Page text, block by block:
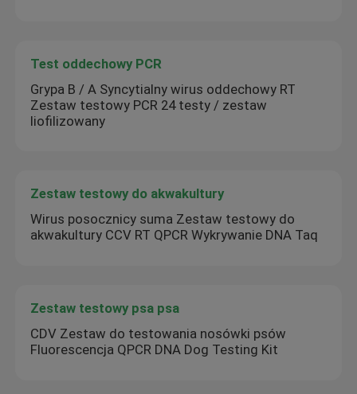
Test oddechowy PCR
Grypa B / A Syncytialny wirus oddechowy RT
Zestaw testowy PCR 24 testy / zestaw
liofilizowany
Zestaw testowy do akwakultury
Wirus posocznicy suma Zestaw testowy do
akwakultury CCV RT QPCR Wykrywanie DNA Taq
Zestaw testowy psa psa
CDV Zestaw do testowania nosówki psów
Fluorescencja QPCR DNA Dog Testing Kit